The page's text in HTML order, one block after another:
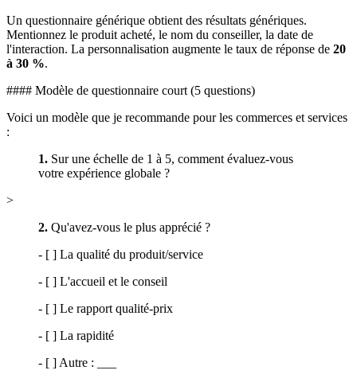
Un questionnaire générique obtient des résultats génériques.
Mentionnez le produit acheté, le nom du conseiller, la date de
l'interaction. La personnalisation augmente le taux de réponse de 20
à 30 %.
#### Modèle de questionnaire court (5 questions)
Voici un modèle que je recommande pour les commerces et services
:
1. Sur une échelle de 1 à 5, comment évaluez-vous
votre expérience globale ?
>
2. Qu'avez-vous le plus apprécié ?
- [ ] La qualité du produit/service
- [ ] L'accueil et le conseil
- [ ] Le rapport qualité-prix
- [ ] La rapidité
- [ ] Autre : ___